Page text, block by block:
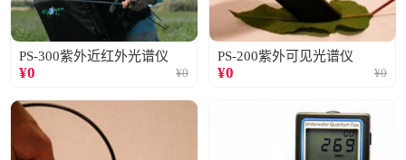
PS-300紫外近红外光谱仪
¥0 ¥0
PS-200紫外可见光谱仪
¥0 ¥0